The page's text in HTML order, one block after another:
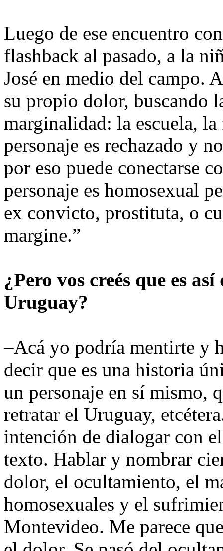
Luego de ese encuentro
flashback al pasado, a la
José en medio del campo.
su propio dolor, buscando
marginalidad: la escuela,
personaje es rechazado y
por eso puede conectarse
personaje es homosexual
ex convicto, prostituta, o
margine.”
¿Pero vos creés que es
Uruguay?
–Acá yo podría mentirte y
decir que es una historia
un personaje en sí mismo,
retratar el Uruguay,
intención de dialogar con
texto. Hablar y nombrar
dolor, el ocultamiento, el
homosexuales y el
Montevideo. Me parece